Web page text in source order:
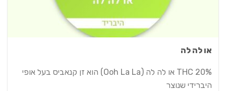
או לה לה
THC 20% או לה לה (Ooh La La) הוא זן קנאביס בעל אופי
היברידי שנוצר